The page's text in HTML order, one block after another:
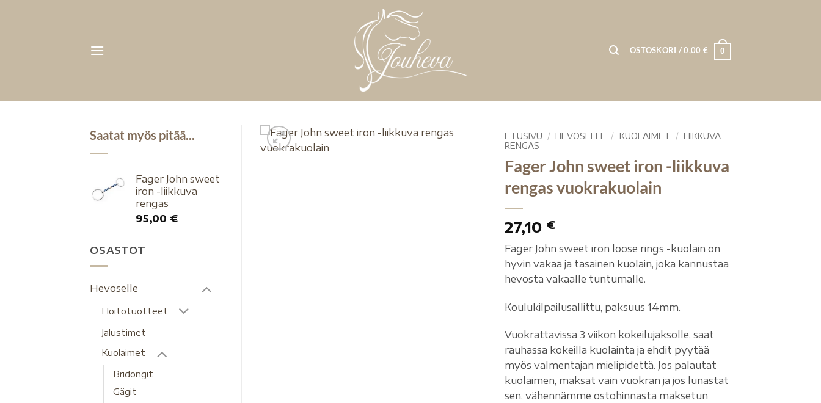
OSTOSKORI /0,00 € 0
Saatat myös pitää...
Fager John sweet
iron -liikkuva
rengas
95,00 €
OSASTOT
Hevoselle
Hoitotuotteet
Jalustimet
Kuolaimet
Bridongit
Gägit
ETUSIVU / HEVOSELLE / KUOLAIMET / LIIKKUVA
RENGAS
Fager John sweet iron -liikkuva
rengas vuokrakuolain
27,10 €
Fager John sweet iron loose rings -kuolain on
hyvin vakaa ja tasainen kuolain, joka kannustaa
hevosta vakaalle tuntumalle.
Koulukilpailusallittu, paksuus 14mm.
Vuokrattavissa 3 viikon kokeilujaksolle, saat
rauhassa kokeilla kuolainta ja ehdit pyytää
myös valmentajan mielipidettä. Jos palautat
kuolaimen, maksat vain vuokran ja jos lunastat
sen, vähennämme ostohinnasta maksetun